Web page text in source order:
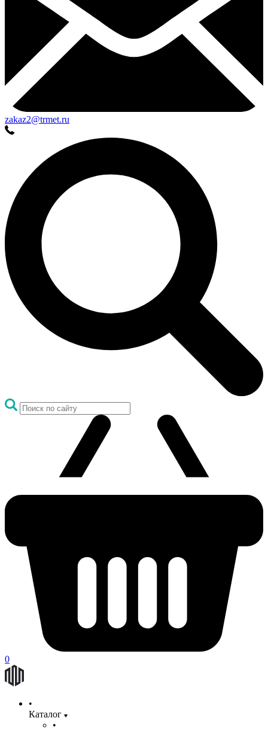
zakaz2@trmet.ru
0
Каталог